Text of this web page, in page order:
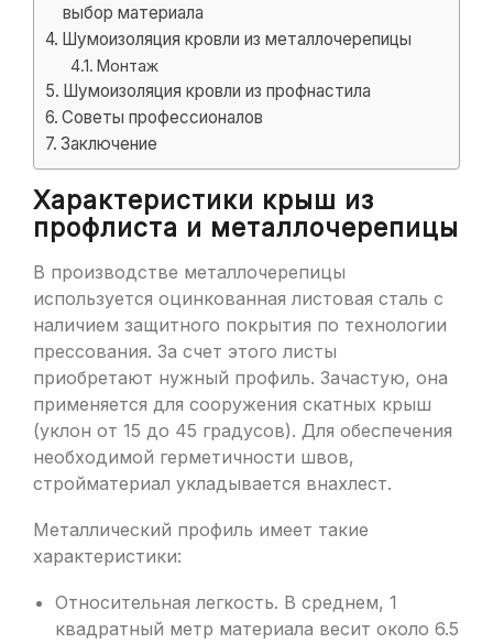
выбор материала
Шумоизоляция кровли из металлочерепицы
Монтаж
Шумоизоляция кровли из профнастила
Советы профессионалов
Заключение
Характеристики крыш из
профлиста и металлочерепицы
В производстве металлочерепицы
используется оцинкованная листовая сталь с
наличием защитного покрытия по технологии
прессования. За счет этого листы
приобретают нужный профиль. Зачастую, она
применяется для сооружения скатных крыш
(уклон от 15 до 45 градусов). Для обеспечения
необходимой герметичности швов,
стройматериал укладывается внахлест.
Металлический профиль имеет такие
характеристики:
Относительная легкость. В среднем, 1
квадратный метр материала весит около 6.5